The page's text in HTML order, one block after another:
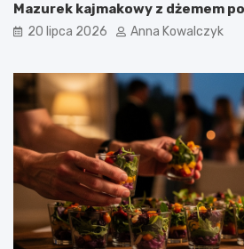
Mazurek kajmakowy z dżemem
20 lipca 2026 Anna Kowalczyk